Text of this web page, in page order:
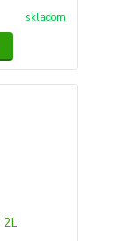
skladom